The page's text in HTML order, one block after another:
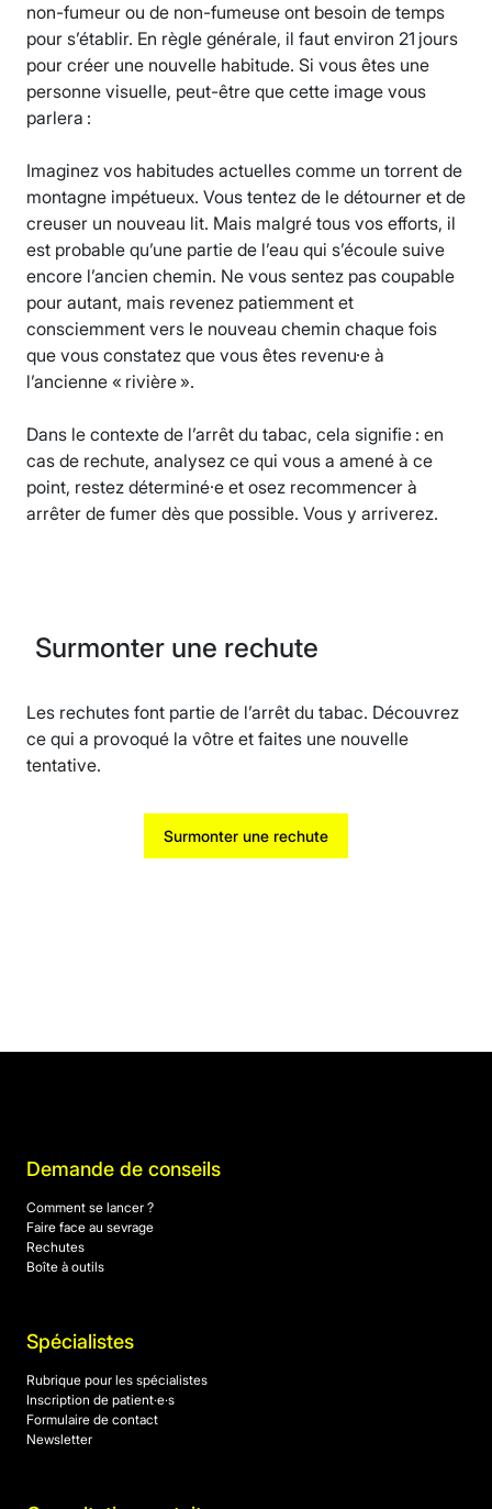
non-fumeur ou de non-fumeuse ont besoin de temps
pour s’établir. En règle générale, il faut environ 21 jours
pour créer une nouvelle habitude. Si vous êtes une
personne visuelle, peut-être que cette image vous
parlera :
Imaginez vos habitudes actuelles comme un torrent de
montagne impétueux. Vous tentez de le détourner et de
creuser un nouveau lit. Mais malgré tous vos efforts, il
est probable qu’une partie de l’eau qui s’écoule suive
encore l’ancien chemin. Ne vous sentez pas coupable
pour autant, mais revenez patiemment et
consciemment vers le nouveau chemin chaque fois
que vous constatez que vous êtes revenu·e à
l’ancienne « rivière ».
Dans le contexte de l’arrêt du tabac, cela signifie : en
cas de rechute, analysez ce qui vous a amené à ce
point, restez déterminé·e et osez recommencer à
arrêter de fumer dès que possible. Vous y arriverez.
Surmonter une rechute
Les rechutes font partie de l’arrêt du tabac. Découvrez
ce qui a provoqué la vôtre et faites une nouvelle
tentative.
Surmonter une rechute
Demande de conseils
Comment se lancer ?
Faire face au sevrage
Rechutes
Boîte à outils
Spécialistes
Rubrique pour les spécialistes
Inscription de patient·e·s
Formulaire de contact
Newsletter